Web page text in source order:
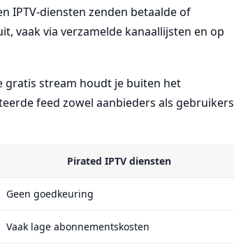
IPTV-diensten zenden betaalde of
vaak via verzamelde kanaallijsten en op
gratis stream houdt je buiten het
feed zowel aanbieders als gebruikers
Pirated IPTV diensten
Geen goedkeuring
Vaak lage abonnementskosten